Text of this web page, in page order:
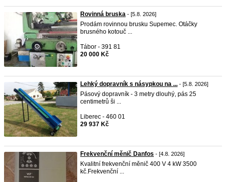
Rovinná bruska - [5.8. 2026]
Prodám rovinnou brusku Supemec. Otáčky
brusného kotouč ...
Tábor - 391 81
20 000 Kč
Lehký dopravník s násypkou na ... - [5.8. 2026]
Pásový dopravník - 3 metry dlouhý, pás 25
centimetrů ši ...
Liberec - 460 01
29 937 Kč
Frekvenční měnič Danfos - [4.8. 2026]
Kvalitní frekvenční měnič 400 V 4 kW 3500
kč.Frekvenční ...